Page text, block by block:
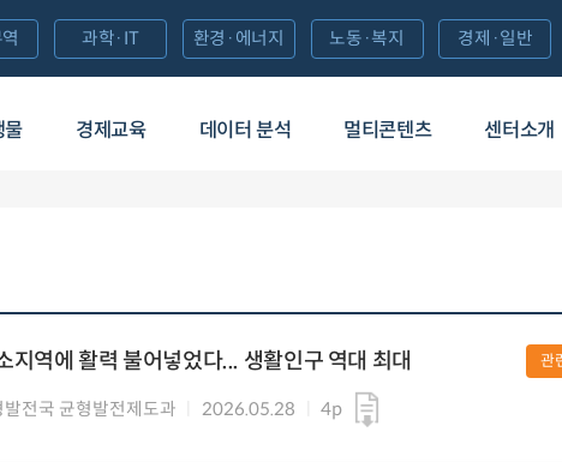
물 경제교육 데이터 분석 멀티콘텐츠 센터소개
과학·IT 환경·에너지 노동·복지 경제·일반
지역에 활력 불어넣었다... 생활인구 역대 최대
전국 균형발전제도과 2026.05.28 4p
관